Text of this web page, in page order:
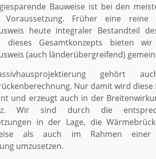
Bauweise ist bei den
Voraussetzung. Früher eine
heute integraler Bestandteil
dieses Gesamtkonzepts bieten
(auch länderübergreifend)
gehört
Nur damit wird diese
und erzeugt auch in der
Wir sind durch die
in der Lage, die
als auch im Rahmen einer
umzusetzen.